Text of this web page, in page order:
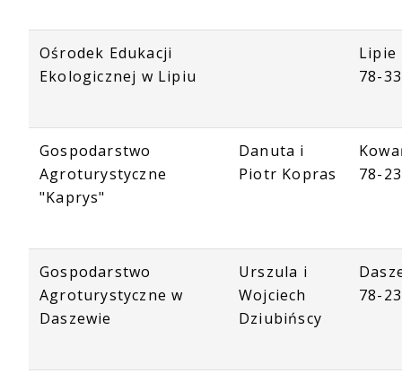
Ośrodek Edukacji
Ekologicznej w Lipiu
Lipie
78-
Gospodarstwo
Agroturystyczne
"Kaprys"
Danuta i
Piotr Kopras
78-
Gospodarstwo
Agroturystyczne w
Daszewie
Urszula i
Wojciech
Dziubińscy
78-